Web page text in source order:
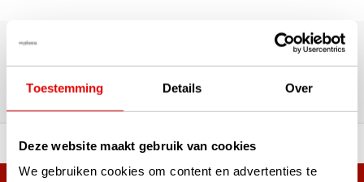
Toestemming Details Over
Deze website maakt gebruik van cookies
We gebruiken cookies om content en advertenties te
Über 180.000 Kunden | Über 5.000 Bewertungen | Trusted
Shops, TrustPilot, Google
Bewertungen: Das sagen unsere
Kunden
an Top-Marken! Vor 15:00 Uhr bestellt,